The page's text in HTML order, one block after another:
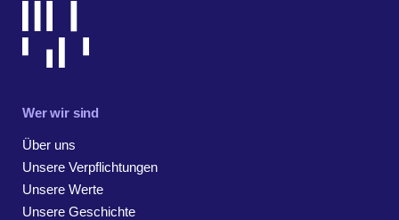
Wer wir sind
Über uns
Unsere Verpflichtungen
Unsere Werte
Unsere Geschichte